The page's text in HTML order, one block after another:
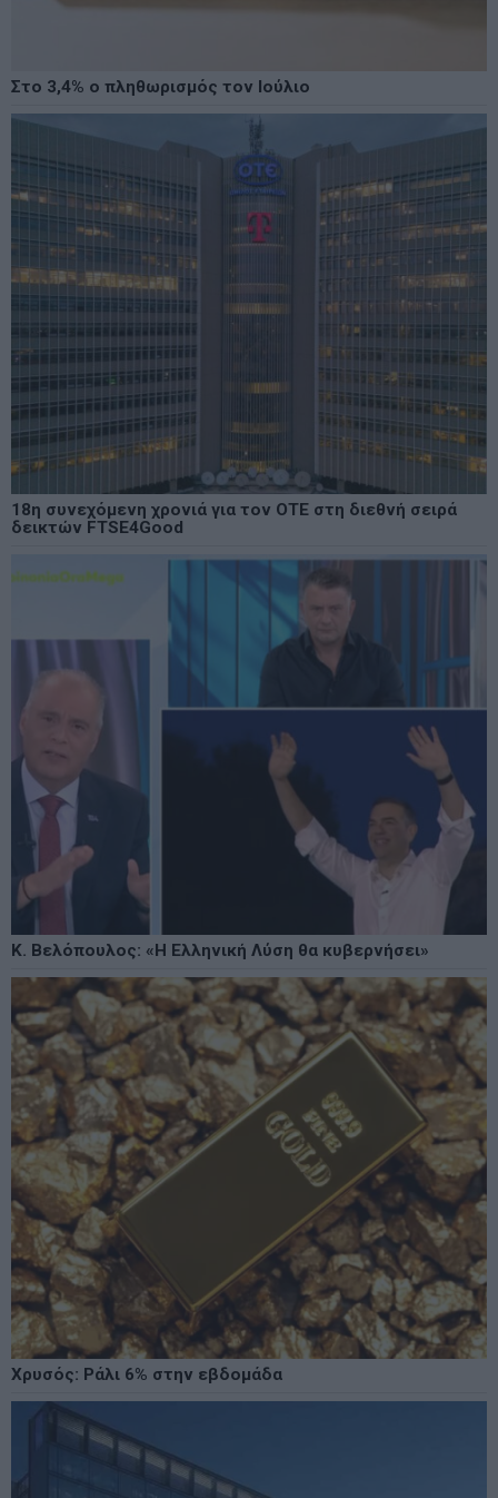
Στο 3,4% ο πληθωρισμός τον Ιούλιο
18η συνεχόμενη χρονιά για τον ΟΤΕ στη διεθνή σειρά
δεικτών FTSE4Good
Κ. Βελόπουλος: «Η Ελληνική Λύση θα κυβερνήσει»
Χρυσός: Ράλι 6% στην εβδομάδα